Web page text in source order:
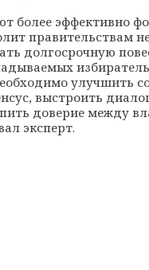
более эффективно
правительствам
долгосрочную
улучшить
выстроить
доверие между
эксперт.